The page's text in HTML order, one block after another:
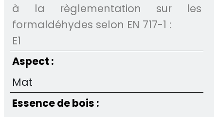
à la règlementation sur les
formaldéhydes selon EN 717-1 :
E1
Aspect :
Mat
Essence de bois :